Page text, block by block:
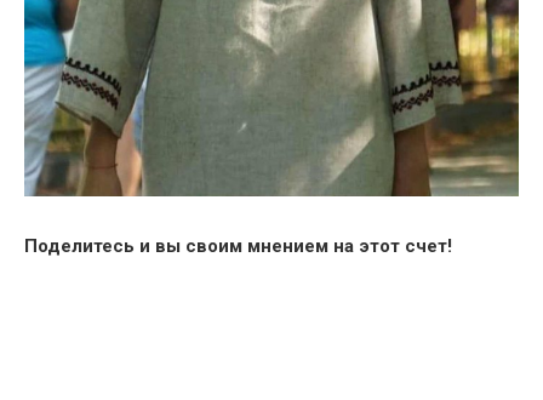
Поделитесь и вы своим мнением на этот счет!